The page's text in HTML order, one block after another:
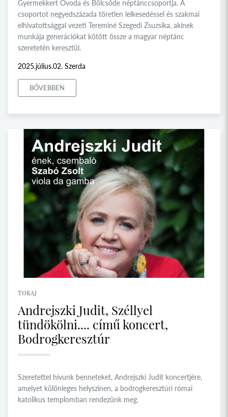
Gyermekkert Óvoda és Bölcsőde néptánccsoportja. A
csoportot negyedszázada töretlen lelkesedéssel és szakmai
elhivatottsággal vezeti Tereminé Szegedi Zsuzsika, akinek
munkája generációkat kötött össze a magyar néptánc
szeretetén keresztül.
2025.július.02. Szerda
BŐVEBBEN
TOKAJ
Andrejszki Judit, Széllyel
tündökölni.... című koncert,
Bodrogkeresztúr
Szeretettel hívunk benneteket, Andrejszki Judit koncertjére,
amelyet különleges helyszínen, a bodrogkeresztúri római
katolikus templomban rendezünk meg.